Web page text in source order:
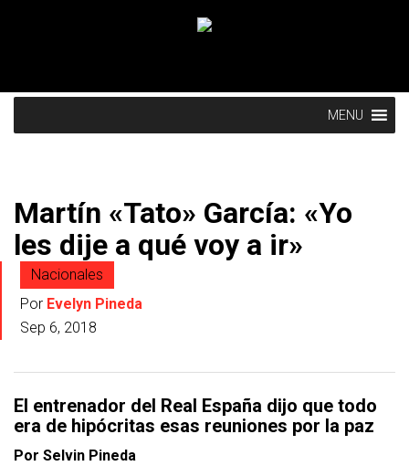
MENU
Martín «Tato» García: «Yo
les dije a qué voy a ir»
Nacionales
Por Evelyn Pineda
Sep 6, 2018
El entrenador del Real España dijo que todo
era de hipócritas esas reuniones por la paz
Por Selvin Pineda